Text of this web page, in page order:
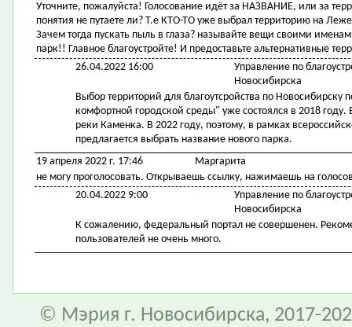
Уточните, пожалуйста! Голосование идёт за НАЗВАНИЕ, или за
понятия не путаете ли? Т.е КТО-ТО уже выбрал территорию на
Зачем тогда пускать пыль в глаза? называйте вещи своими
парк!! Главное благоустройте! И предоставьте альтернативные
26.04.2022 16:00
Управление по
Новосибирска
Выбор территорий для благоутсройства по
комфортной городской среды" уже состоялся в 2018
реки Каменка. В 2022 году, поэтому, в рамках
предлагается выбрать название нового парка.
19 апреля 2022 г. 17:46
Маргарита
не могу проголосовать. Открываешь ссылку, нажимаешь на
20.04.2022 9:00
Управление по
Новосибирска
К сожалению, федеральный портал не совершенен.
пользователей не очень много.
© Мэрия г. Новосибирска, 2017-